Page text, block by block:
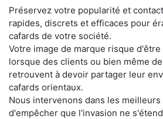
Préservez votre popularité et
rapides, discrets et efficaces pour
cafards de votre société.
Votre image de marque risque
lorsque des clients ou bien même
retrouvent à devoir partager leur
cafards orientaux.
Nous intervenons dans les
d'empêcher que l'invasion ne